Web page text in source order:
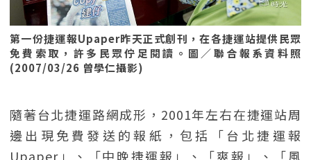
第一份捷運報Upaper昨天正式創刊，在各捷運站提供民眾
免費索取，許多民眾佇足閱讀。圖／聯合報系資料照
(2007/03/26 曾學仁攝影)
隨著台北捷運路網成形，2001年左右在捷運站周
邊出現免費發送的報紙，包括「台北捷運報
Upaper」、「中晚捷運報」、「爽報」、「風